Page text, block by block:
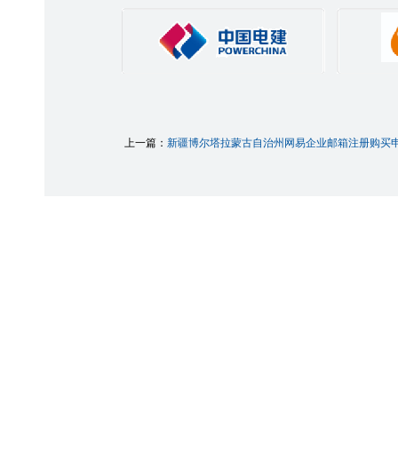
上一篇： 新疆博尔塔拉蒙古自治州网易企业邮箱注册购买